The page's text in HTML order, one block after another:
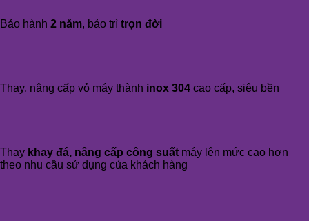
Bảo hành 2 năm, bảo trì trọn đời
Thay, nâng cấp vỏ máy thành inox 304 cao cấp, siêu bền
Thay khay đá, nâng cấp công suất máy lên mức cao hơn
theo nhu cầu sử dụng của khách hàng